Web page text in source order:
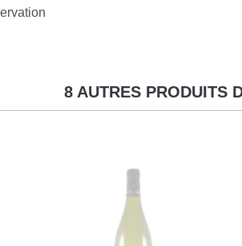
8 AUTRES PRODUITS